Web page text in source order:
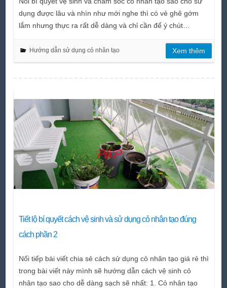
dụng được lâu và nhìn như mới nghe thì có vẻ ghê gớm
lắm nhưng thực ra rất dễ dàng và chỉ cần để ý chút…
Hướng dẫn sử dụng cỏ nhân tạo Xem thêm
Tiết lộ bí quyết cách vệ sinh và sử dụng cỏ nhân tạo đúng
cách phần 2
Nối tiếp bài viết chia sẻ cách sử dụng cỏ nhân tạo giá rẻ thì
trong bài viết này mình sẽ hướng dẫn cách vệ sinh cỏ
nhân tạo sao cho dễ dàng sạch sẽ nhất: 1. Cỏ nhân tạo